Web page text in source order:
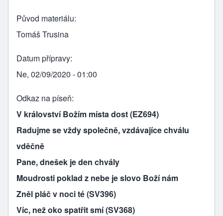
Původ materiálu
Tomáš Trusina
Datum přípravy
Ne, 02/09/2020 - 01:00
Odkaz na píseň
V království Božím místa dost (EZ694)
Radujme se vždy společně, vzdávajíce chválu
vděčně
Pane, dnešek je den chvály
Moudrosti poklad z nebe je slovo Boží nám
Zněl pláč v noci té (SV396)
Víc, než oko spatřit smí (SV368)